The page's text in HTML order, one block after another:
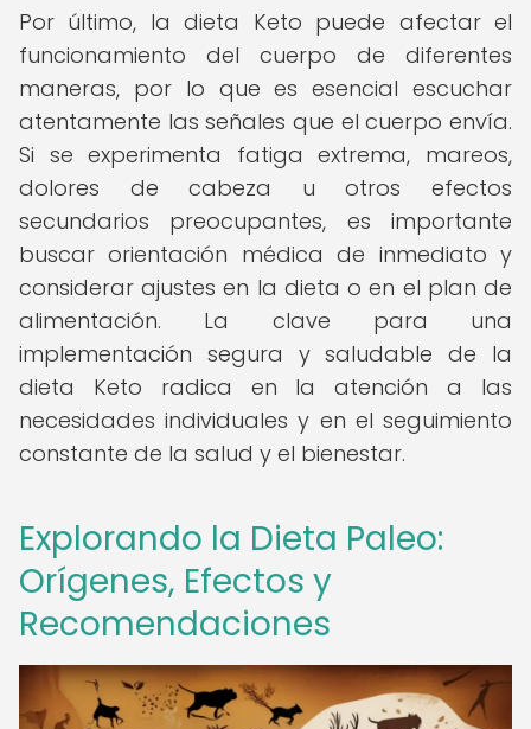
Por último, la dieta Keto puede afectar el
funcionamiento del cuerpo de diferentes
maneras, por lo que es esencial escuchar
atentamente las señales que el cuerpo envía.
Si se experimenta fatiga extrema, mareos,
dolores de cabeza u otros efectos
secundarios preocupantes, es importante
buscar orientación médica de inmediato y
considerar ajustes en la dieta o en el plan de
alimentación. La clave para una
implementación segura y saludable de la
dieta Keto radica en la atención a las
necesidades individuales y en el seguimiento
constante de la salud y el bienestar.
Explorando la Dieta Paleo:
Orígenes, Efectos y
Recomendaciones